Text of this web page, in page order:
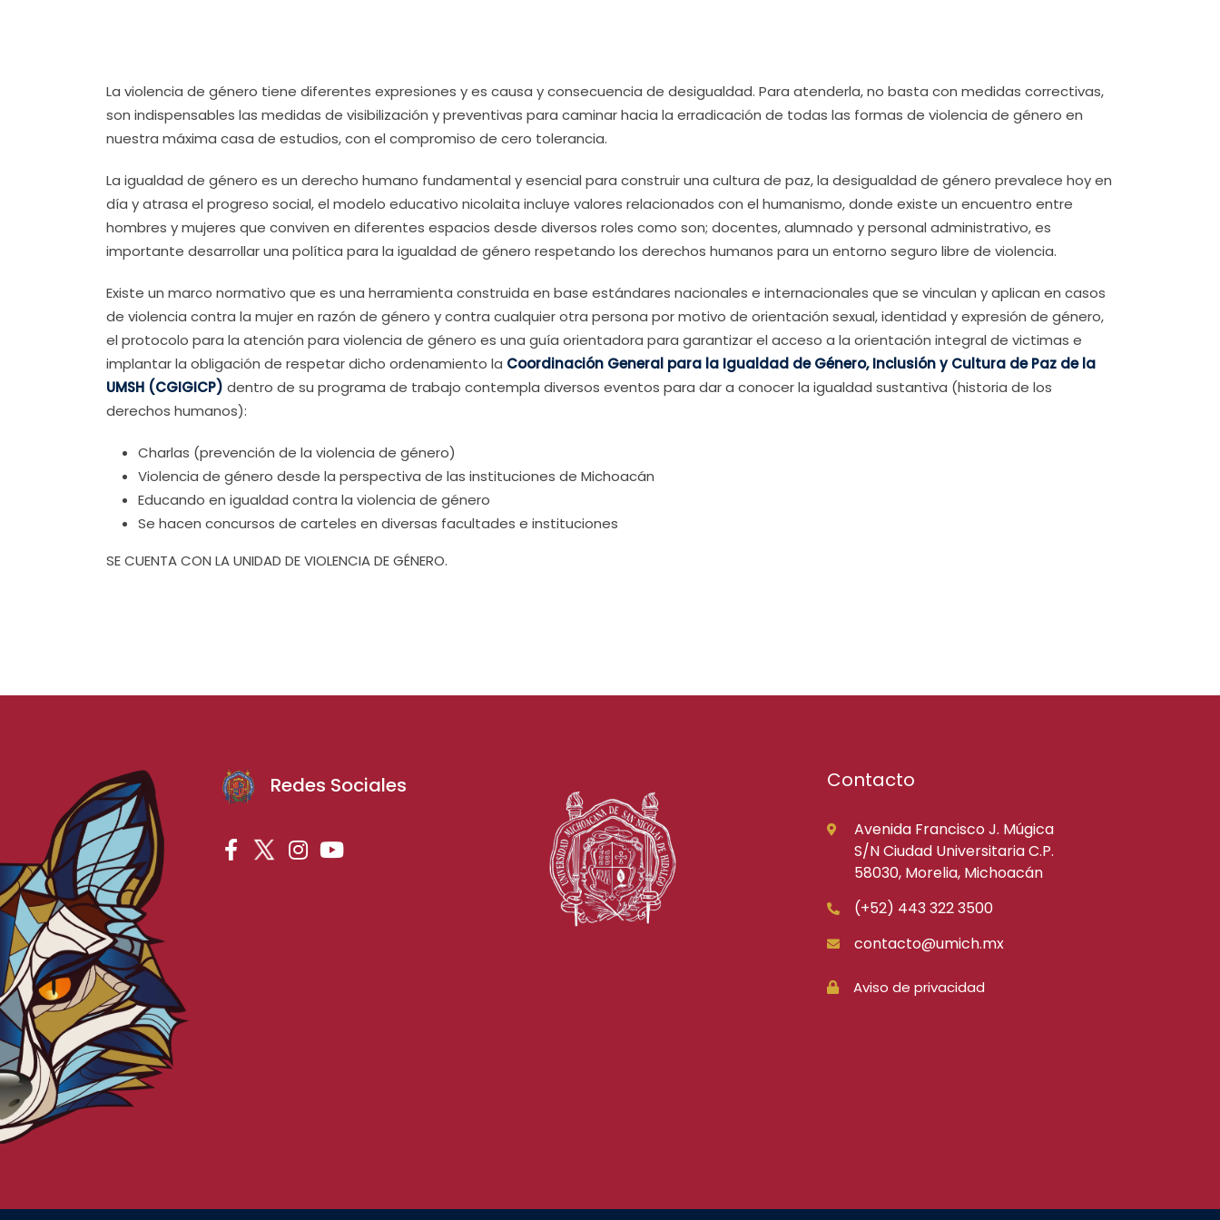
La violencia de género tiene diferentes expresiones y es causa y consecuencia de desigualdad. Para atenderla, no basta con medidas correctivas,
son indispensables las medidas de visibilización y preventivas para caminar hacia la erradicación de todas las formas de violencia de género en
nuestra máxima casa de estudios, con el compromiso de cero tolerancia.
La igualdad de género es un derecho humano fundamental y esencial para construir una cultura de paz, la desigualdad de género prevalece hoy en
día y atrasa el progreso social, el modelo educativo nicolaita incluye valores relacionados con el humanismo, donde existe un encuentro entre
hombres y mujeres que conviven en diferentes espacios desde diversos roles como son; docentes, alumnado y personal administrativo, es
importante desarrollar una política para la igualdad de género respetando los derechos humanos para un entorno seguro libre de violencia.
Existe un marco normativo que es una herramienta construida en base estándares nacionales e internacionales que se vinculan y aplican en casos
de violencia contra la mujer en razón de género y contra cualquier otra persona por motivo de orientación sexual, identidad y expresión de género,
el protocolo para la atención para violencia de género es una guía orientadora para garantizar el acceso a la orientación integral de victimas e
implantar la obligación de respetar dicho ordenamiento la Coordinación General para la Igualdad de Género, Inclusión y Cultura de Paz de la
UMSH (CGIGICP) dentro de su programa de trabajo contempla diversos eventos para dar a conocer la igualdad sustantiva (historia de los
derechos humanos):
Charlas (prevención de la violencia de género)
Violencia de género desde la perspectiva de las instituciones de Michoacán
Educando en igualdad contra la violencia de género
Se hacen concursos de carteles en diversas facultades e instituciones
SE CUENTA CON LA UNIDAD DE VIOLENCIA DE GÉNERO.
Redes Sociales Contacto
Avenida Francisco J. Múgica
S/N Ciudad Universitaria C.P.
58030, Morelia, Michoacán
(+52) 443 322 3500
contacto@umich.mx
Aviso de privacidad